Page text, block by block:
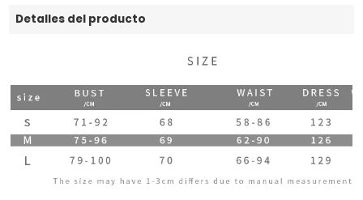
Detalles del producto